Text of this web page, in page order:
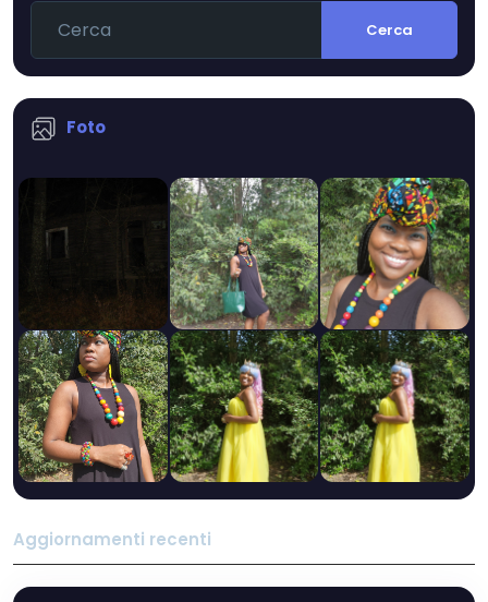
Cerca
Foto
Aggiornamenti recenti